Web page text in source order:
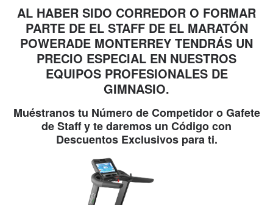
AL HABER SIDO CORREDOR O FORMAR
PARTE DE EL STAFF DE EL MARATÓN
POWERADE MONTERREY TENDRÁS UN
PRECIO ESPECIAL EN NUESTROS
EQUIPOS PROFESIONALES DE
GIMNASIO.
Muéstranos tu Número de Competidor o Gafete
de Staff y te daremos un Código con
Descuentos Exclusivos para ti.